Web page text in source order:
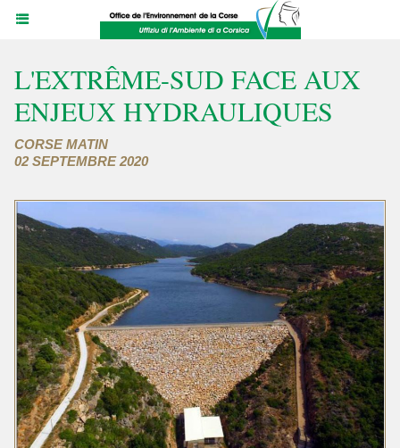
L'EXTRÊME-SUD FACE AUX
ENJEUX HYDRAULIQUES
CORSE MATIN
02 SEPTEMBRE 2020